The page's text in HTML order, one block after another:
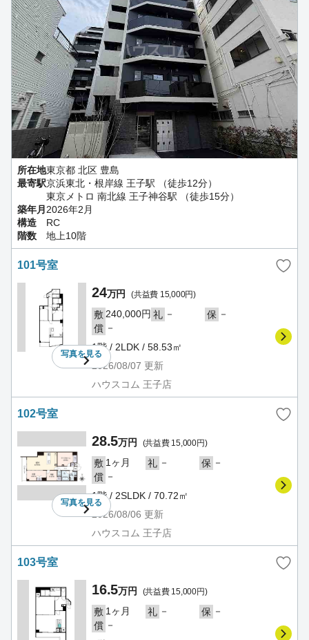
所在地東京都 北区 豊島
最寄駅京浜東北・根岸線 王子駅 （徒歩12分）
東京メトロ 南北線 王子神谷駅 （徒歩15分）
築年月 2026年2月
構造
RC
階数
地上10階
101号室
写真を見る
24万円 (共益費 15,000円)
敷 240,000円 礼 － 保 －
償 －
1階 / 2LDK / 58.53㎡
2026/08/07 更新
ハウスコム 王子店
102号室
写真を見る
28.5万円 (共益費 15,000円)
敷 1ヶ月 礼 － 保 －
償 －
1階 / 2SLDK / 70.72㎡
2026/08/06 更新
ハウスコム 王子店
103号室
16.5万円 (共益費 15,000円)
敷 1ヶ月 礼 － 保 －
償 －